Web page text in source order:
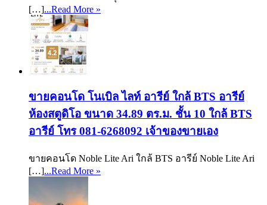
[…]...Read More »
ขายคอนโด โนเบิล ไลท์ อารีย์ ใกล้ BTS อารีย์
ห้องสตูดิโอ ขนาด 34.89 ตร.ม. ชั้น 10 ใกล้ BTS
อารีย์ โทร 081-6268092 เจ้าของขายเอง
ขายคอนโด Noble Lite Ari ใกล้ BTS อารีย์ Noble Lite Ari
[…]...Read More »